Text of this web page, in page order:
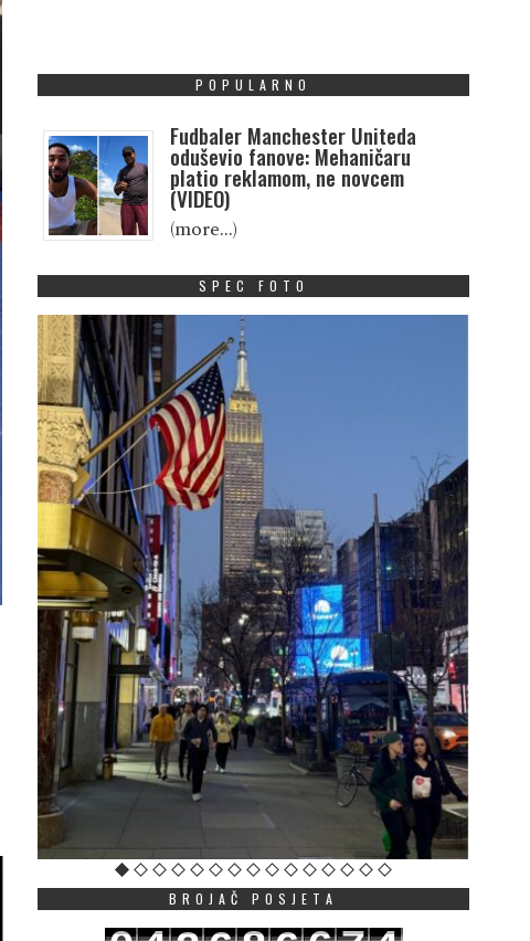
POPULARNO
Fudbaler Manchester Uniteda
oduševio fanove: Mehaničaru
platio reklamom, ne novcem
(VIDEO)
(more…)
SPEC FOTO
BROJAČ POSJETA